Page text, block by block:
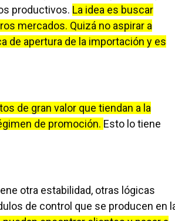
productivos. La idea es buscar
mercados. Quizá no aspirar a
de apertura de la importación y es
de gran valor que tiendan a la
de promoción. Esto lo tiene
otra estabilidad, otras lógicas
de control que se producen en